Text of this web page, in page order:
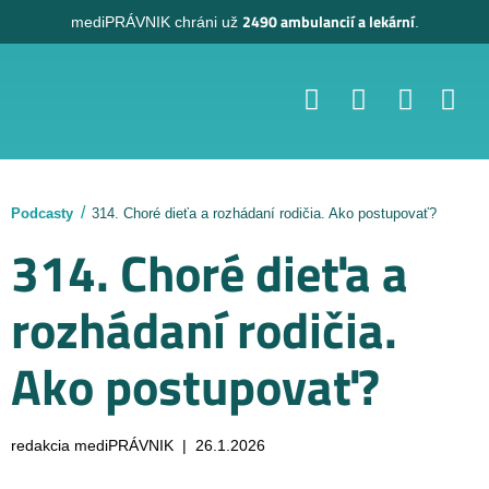
mediPRÁVNIKchráni už 2490 ambulancií a lekární.
Podcasty 314. Choré dieťa a rozhádaní rodičia. Ako postupovať?
314. Choré dieťa a
rozhádaní rodičia.
Ako postupovať?
redakcia mediPRÁVNIK | 26.1.2026